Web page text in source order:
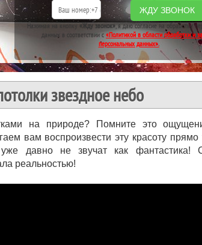
ЖДУ ЗВОНОК
Нажимая на кнопку«Жду звонок», я даю согласие на обработку
данных в соответствии с«Политикой в области обработки и
персональных данных».
звездное небо
на природе? Помните это
вам воспроизвести эту красоту
давно не звучат как
реальностью!